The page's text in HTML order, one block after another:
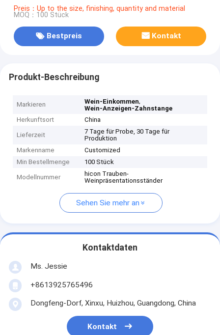
Gestell
Preis：Up to the size, finishing, quantity and material
MOQ：100 Stück
Bestpreis Kontakt
Produkt-Beschreibung
Markieren Wein-Einkommen,
Wein-Anzeigen-Zahnstange
Herkunftsort
China
Lieferzeit
7 Tage für Probe, 30 Tage für
Produktion
Markenname
Customized
Min Bestellmenge
100 Stück
Modellnummer
hicon Trauben-
Weinpräsentationsständer
Sehen Sie mehr an
Kontaktdaten
Ms. Jessie
+8613925765496
Dongfeng-Dorf, Xinxu, Huizhou, Guangdong, China
Kontakt